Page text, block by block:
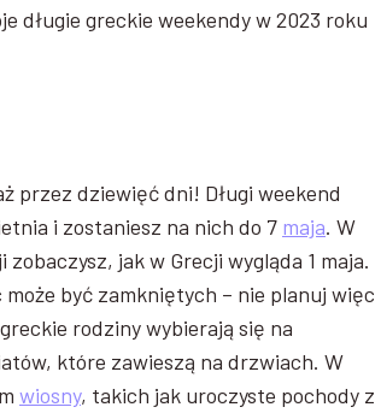
długie greckie weekendy w 2023 roku
przez dziewięć dni! Długi weekend
i zostaniesz na nich do 7 maja. W
jak w Grecji wygląda 1 maja.
być zamkniętych – nie planuj więc
rodziny wybierają się na
które zawieszą na drzwiach. W
wiosny, takich jak uroczyste pochody z